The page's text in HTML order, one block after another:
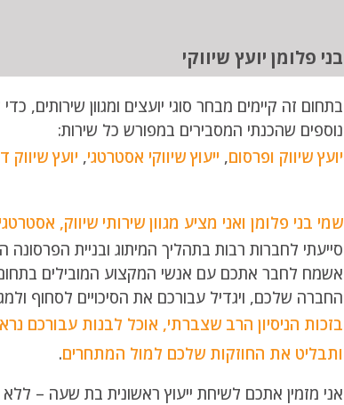
בני פלומן יועץ שיווקי
בתחום זה קיימים מבחר סוגי יועצים ומגוון
נוספים שהכנתי המסבירים במפורש כל שירות:
יועץ שיווק ופרסום, ייעוץ שיווקי אסטרטגי, יועץ שיווק
שמי בני פלומן ואני מציע מגוון שירותי שיווק,
סייעתי לחברות רבות בתהליך המיתוג ובניית הפרסונה
אשמח לחבר אתכם עם אנשי המקצוע המובילים בתחום
החברה שלכם, ויגדיל עבורכם את הסיכויים לסחוף
בזכות הניסיון הרב שצברתי, אוכל לבנות
ותבליט את החוזקות שלכם למול המתחרים.
אני מזמין אתכם לשיחת ייעוץ ראשונית בת שעה –